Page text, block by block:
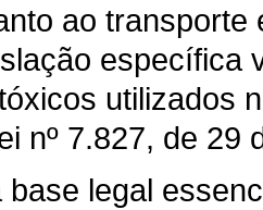
ao
específica
utilizados
nº 7.827, de 29
base legal